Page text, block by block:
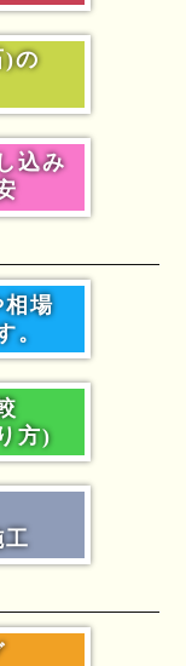
)の
込み
相場
。
方)